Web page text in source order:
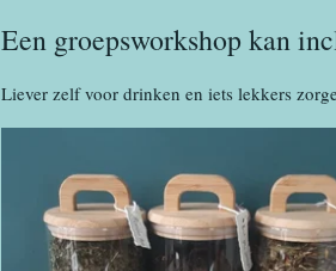
Een groepsworkshop kan
Liever zelf voor drinken en iets lekkers